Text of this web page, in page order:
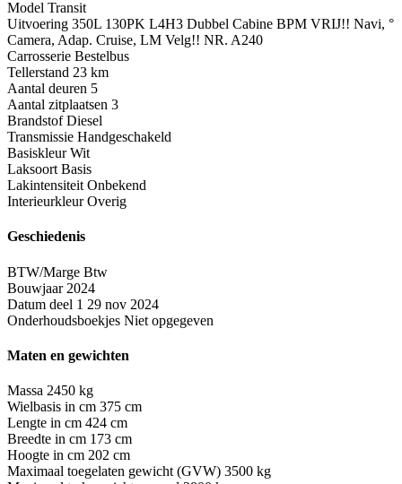
Model Transit
Uitvoering 350L 130PK L4H3 Dubbel Cabine BPM VRIJ!! Navi, °
Camera, Adap. Cruise, LM Velg!! NR. A240
Carrosserie Bestelbus
Tellerstand 23 km
Aantal deuren 5
Aantal zitplaatsen 3
Brandstof Diesel
Transmissie Handgeschakeld
Basiskleur Wit
Laksoort Basis
Lakintensiteit Onbekend
Interieurkleur Overig
Geschiedenis
BTW/Marge Btw
Bouwjaar 2024
Datum deel 1 29 nov 2024
Onderhoudsboekjes Niet opgegeven
Maten en gewichten
Massa 2450 kg
Wielbasis in cm 375 cm
Lengte in cm 424 cm
Breedte in cm 173 cm
Hoogte in cm 202 cm
Maximaal toegelaten gewicht (GVW) 3500 kg